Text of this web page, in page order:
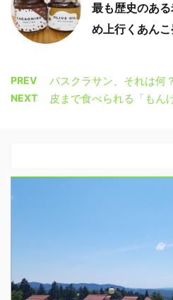
最も歴史のあ
め上行くあんこ
PREV パスクラサン、それは何
NEXT 皮まで食べられる「もん